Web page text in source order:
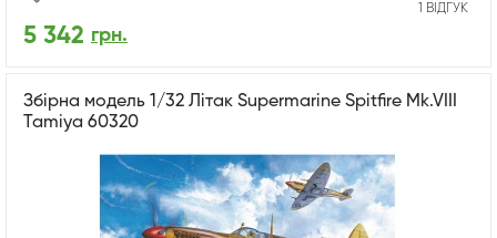
1 ВІДГУК
5 342 грн.
Збірна модель 1/32 Літак Supermarine Spitfire Mk.VIII
Tamiya 60320